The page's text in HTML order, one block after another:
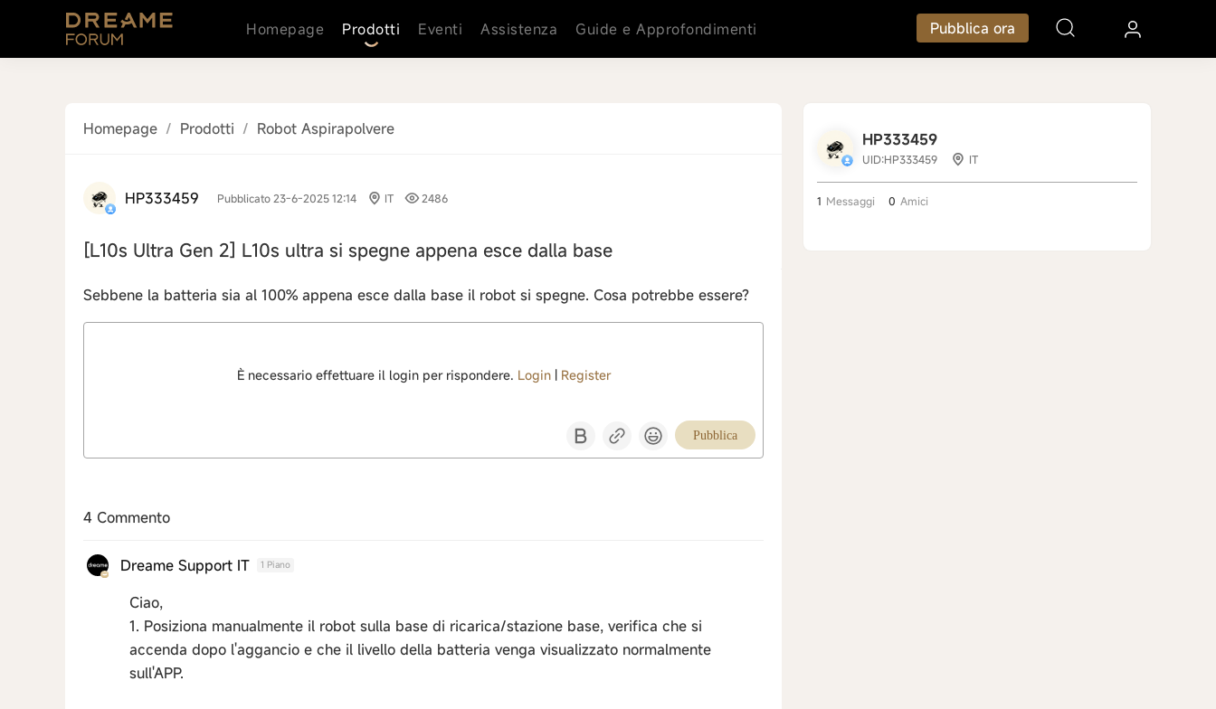
Homepage Prodotti Eventi Assistenza Guide e Approfondimenti Pubblica ora
Homepage / Prodotti / Robot Aspirapolvere
HP333459 Pubblicato 23-6-2025 12:14 IT 2486
[L10s Ultra Gen 2] L10s ultra si spegne appena esce dalla base
Sebbene la batteria sia al 100% appena esce dalla base il robot si spegne. Cosa potrebbe essere?
È necessario effettuare il login per rispondere. Login| Register
Pubblica
4 Commento
Dreame Support IT 1 Piano
Ciao,
1. Posiziona manualmente il robot sulla base di ricarica/stazione base, verifica che si
accenda dopo l'aggancio e che il livello della batteria venga visualizzato normalmente
sull'APP.
HP333459
UID:HP333459 IT
1 Messaggi 0 Amici